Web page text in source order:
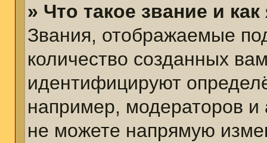
» Что такое звание и
Звания, отображаемые
количество созданных
идентифицируют
например, модераторов
не можете напрямую